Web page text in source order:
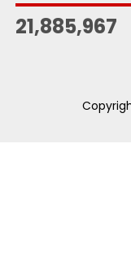
21,885,967